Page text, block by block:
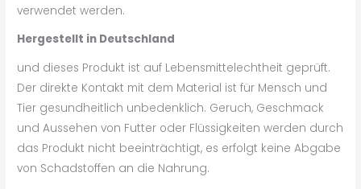
verwendet werden.
Hergestellt in Deutschland
und dieses Produkt ist auf Lebensmittelechtheit geprüft.
Der direkte Kontakt mit dem Material ist für Mensch und
Tier gesundheitlich unbedenklich. Geruch, Geschmack
und Aussehen von Futter oder Flüssigkeiten werden durch
das Produkt nicht beeinträchtigt, es erfolgt keine Abgabe
von Schadstoffen an die Nahrung.